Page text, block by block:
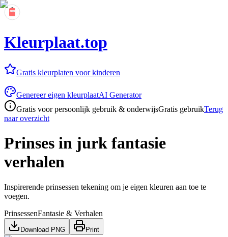
Kleurplaat.top
Gratis kleurplaten voor kinderen
Genereer eigen kleurplaatAI Generator
Gratis voor persoonlijk gebruik & onderwijsGratis gebruikTerug
naar overzicht
Prinses in jurk fantasie
verhalen
Inspirerende prinsessen tekening om je eigen kleuren aan toe te
voegen.
PrinsessenFantasie & Verhalen
Download PNG Print